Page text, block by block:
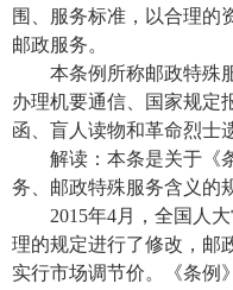
围、服务标准，以合理的
邮政服务。
本条例所称邮政特殊服
办理机要通信、国家规定
函、盲人读物和革命烈士
解读：本条是关于《条
务、邮政特殊服务含义的
2015年4月，全国人大
理的规定进行了修改，邮
实行市场调节价。《条例